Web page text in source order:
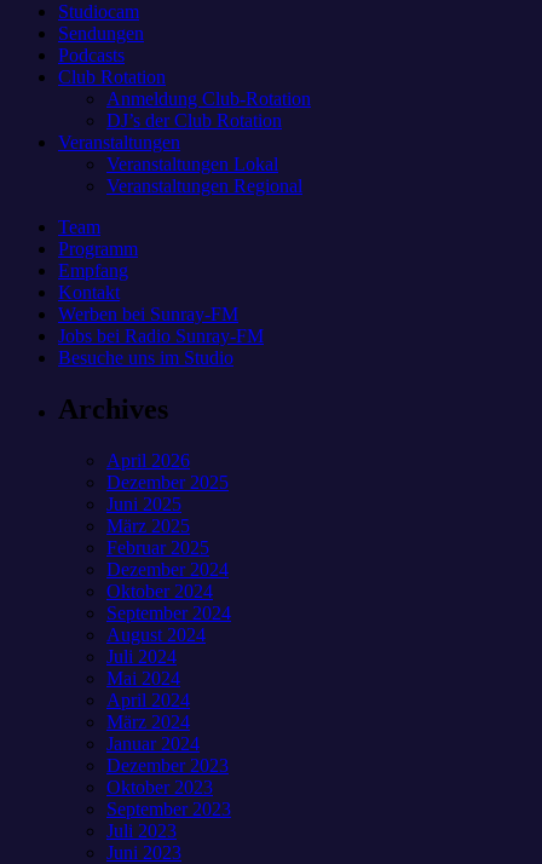
Studiocam
Sendungen
Podcasts
Club Rotation
Anmeldung Club-Rotation
DJ’s der Club Rotation
Veranstaltungen
Veranstaltungen Lokal
Veranstaltungen Regional
Team
Programm
Empfang
Kontakt
Werben bei Sunray-FM
Jobs bei Radio Sunray-FM
Besuche uns im Studio
Archives
April 2026
Dezember 2025
Juni 2025
März 2025
Februar 2025
Dezember 2024
Oktober 2024
September 2024
August 2024
Juli 2024
Mai 2024
April 2024
März 2024
Januar 2024
Dezember 2023
Oktober 2023
September 2023
Juli 2023
Juni 2023